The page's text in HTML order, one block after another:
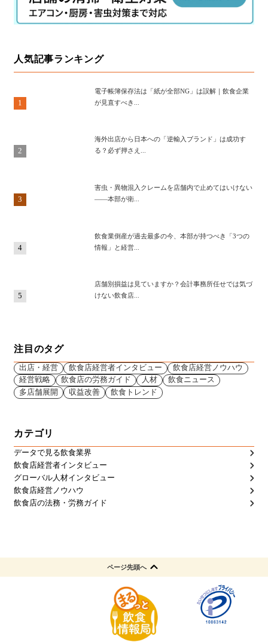
人気記事ランキング
1
電子帳簿保存法は「紙が全部NG」は誤解｜飲食企業
が見直すべき...
2
海外出店から日本への「逆輸入ブランド」は成功す
る？必ず押さえ...
3
害虫・異物混入クレームを店舗内で止めてはいけない
——本部が衛...
4
飲食業倒産が過去最多の今、本部が持つべき「3つの
情報」と経営...
5
店舗別損益は見ていますか？会計事務所任せでは気づ
けない飲食店...
注目のタグ
出店・経営 飲食店経営者インタビュー
飲食店経営ノウハウ
経営戦略
飲食店の労務ガイド 人材
飲食ニュース
多店舗展開
収益改善 飲食トレンド
カテゴリ
データで見る飲食業界
飲食店経営者インタビュー
グローバル人材インタビュー
飲食店経営ノウハウ
飲食店の法務・労務ガイド
ページ先頭へ